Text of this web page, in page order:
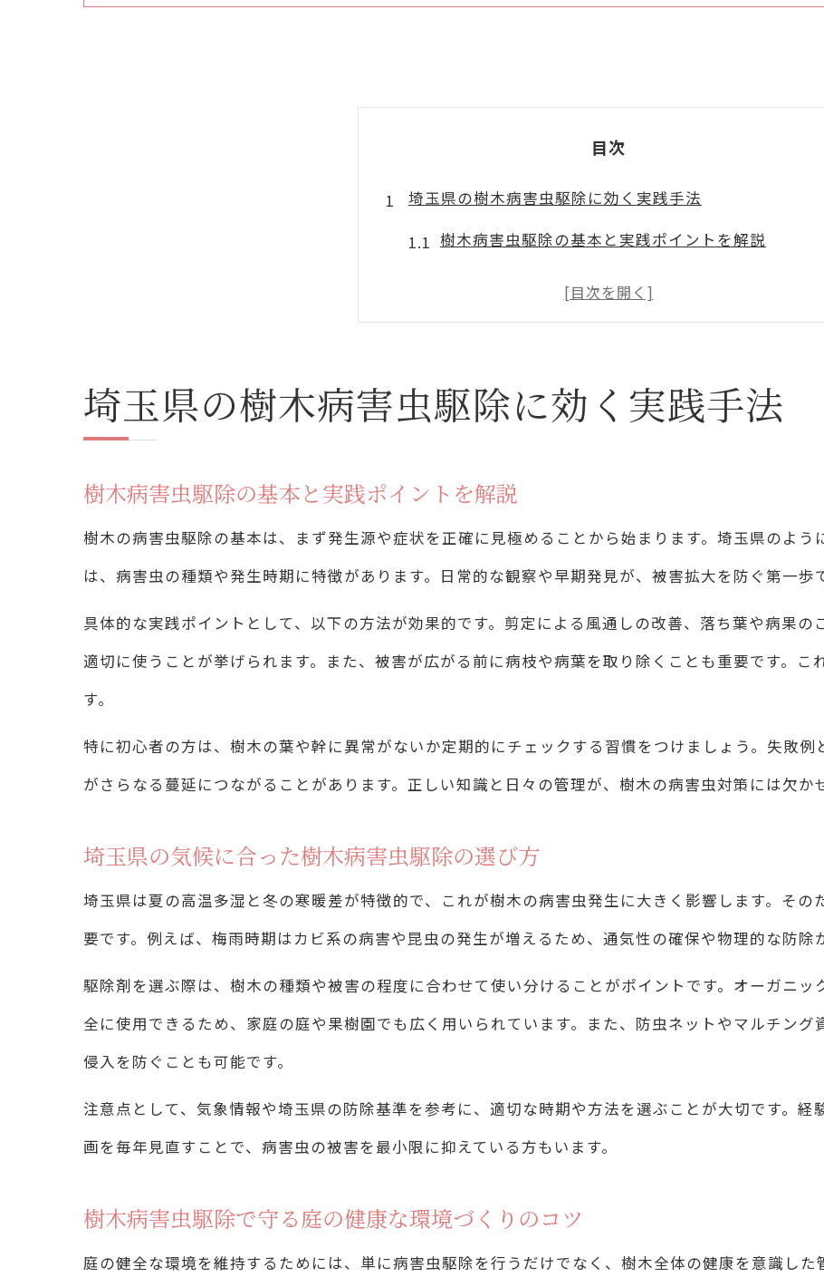
目次
埼玉県の樹木病害虫駆除に効く実践手法
樹木病害虫駆除の基本と実践ポイントを解説
埼玉県の気候に合った樹木病害虫駆除の選び方
樹木病害虫駆除で守る庭の健康な環境づくりのコツ
樹木病害虫駆除のノウハウを活かす実践例を紹介
樹木病害虫駆除と防除の両立で健康な樹木を維持
樹木病害虫駆除に役立つ埼玉県の防除基準の活用法
樹木病害虫駆除で注目すべき防除の新しい知恵
樹木病害虫駆除に効く風通し改善と剪定のポイント
樹木病害虫駆除を考えた落ち葉や病果の管理方法
樹木病害虫駆除で庭に虫が出ない環境を作る方法
樹木病害虫駆除とネット・防草資材の活用術
樹木病害虫駆除で庭の快適さを守る実践法
樹木病害虫駆除と防除基準を組み合わせた対策
果樹や庭木の病害虫駆除で意識したい環境作り
果樹の樹木病害虫駆除と環境づくりの重要性
樹木病害虫駆除を生かした果樹の健やかな育成法
樹木病害虫駆除における落ち葉除去のメリット
果樹の樹木病害虫駆除で失敗しない環境管理法
埼玉県の樹木病害虫駆除に効く実践手法
樹木病害虫駆除の基本と実践ポイントを解説
樹木の病害虫駆除の基本は、まず発生源や症状を正確に見極めることから始まります。埼玉県のよ
は、病害虫の種類や発生時期に特徴があります。日常的な観察や早期発見が、被害拡大を防ぐ第一歩で
具体的な実践ポイントとして、以下の方法が効果的です。剪定による風通しの改善、落ち葉や病果
適切に使うことが挙げられます。また、被害が広がる前に病枝や病葉を取り除くことも重要です。こ
す。
特に初心者の方は、樹木の葉や幹に異常がないか定期的にチェックする習慣をつけましょう。失敗
がさらなる蔓延につながることがあります。正しい知識と日々の管理が、樹木の病害虫対策には欠か
埼玉県の気候に合った樹木病害虫駆除の選び方
埼玉県は夏の高温多湿と冬の寒暖差が特徴的で、これが樹木の病害虫発生に大きく影響します。そ
要です。例えば、梅雨時期はカビ系の病害や昆虫の発生が増えるため、通気性の確保や物理的な防除
駆除剤を選ぶ際は、樹木の種類や被害の程度に合わせて使い分けることがポイントです。オーガニ
全に使用できるため、家庭の庭や果樹園でも広く用いられています。また、防虫ネットやマルチン
侵入を防ぐことも可能です。
注意点として、気象情報や埼玉県の防除基準を参考に、適切な時期や方法を選ぶことが大切です。
画を毎年見直すことで、病害虫の被害を最小限に抑えている方もいます。
樹木病害虫駆除で守る庭の健康な環境づくりのコツ
庭の健全な環境を維持するためには、単に病害虫駆除を行うだけでなく、樹木全体の健康を意識し